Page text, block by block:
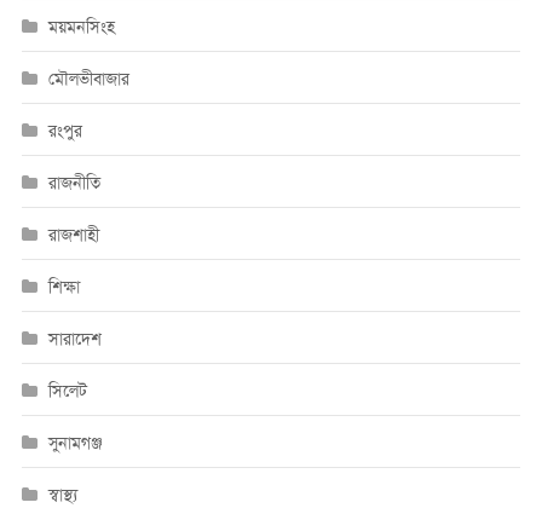
ময়মনসিংহ
মৌলভীবাজার
রংপুর
রাজনীতি
রাজশাহী
শিক্ষা
সারাদেশ
সিলেট
সুনামগঞ্জ
স্বাস্থ্য